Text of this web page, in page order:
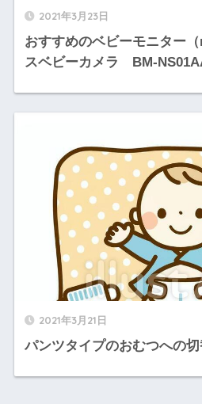
2021年3月23日
おすすめのベビーモニター
スベビーカメラ BM-
2021年3月21日
パンツタイプのおむつへの